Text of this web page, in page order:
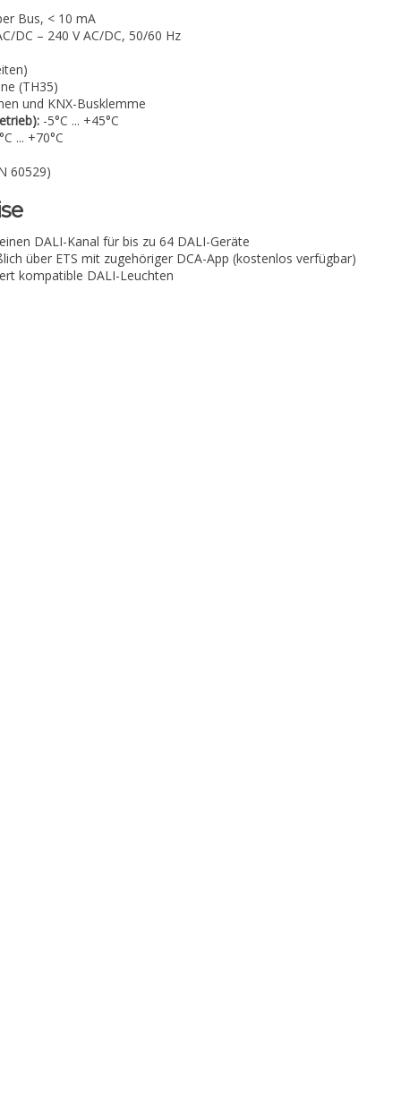
Bus, < 10 mA
DC – 240 V AC/DC, 50/60 Hz
(TH35)
und KNX-Busklemme
-5°C ... +45°C
... +70°C
60529)
DALI-Kanal für bis zu 64 DALI-Geräte
über ETS mit zugehöriger DCA-App (kostenlos verfügbar)
kompatible DALI-Leuchten